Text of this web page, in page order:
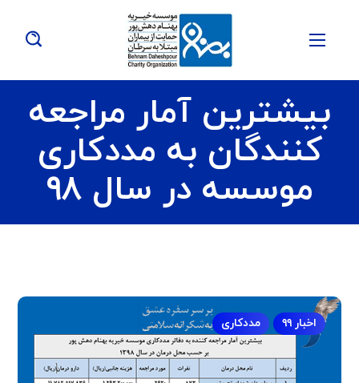
بیشترین آمار مراجعه
کنندگان به مددکاری
موسسه در سال ۹۸
اخبار ۹۹ مددکاری